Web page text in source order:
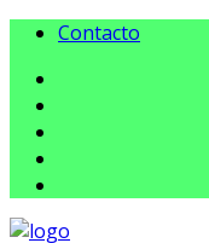
Contacto